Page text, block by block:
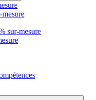
sur-mesure